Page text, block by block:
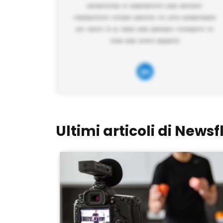
Ultimi articoli di